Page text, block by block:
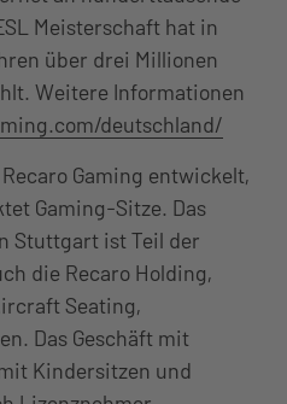
Meisterschaft hat in
über drei Millionen
Weitere Informationen
deutschland/
Recaro Gaming entwickelt,
Gaming-Sitze. Das
Stuttgart ist Teil der
die Recaro Holding,
Seating,
Das Geschäft mit
Kindersitzen und